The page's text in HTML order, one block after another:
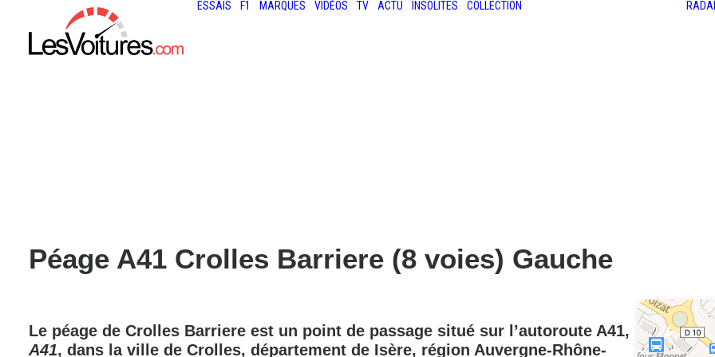
ESSAIS F1 MARQUES VIDÉOS TV ACTU INSOLITES COLLECTION
Péage A41 Crolles Barriere (8 voies) Gauche
Le péage de Crolles Barriere est un point de passage situé sur l’autoroute A41,
A41, dans la ville de Crolles, département de Isère, région Auvergne-Rhône-